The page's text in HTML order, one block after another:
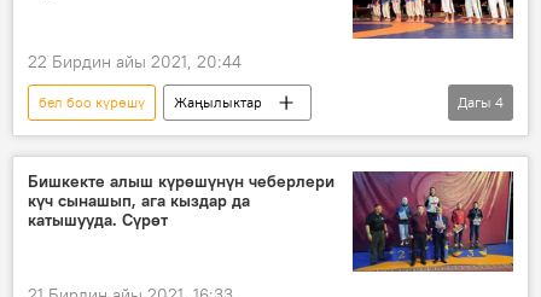
22 Бирдин айы 2021, 20:44
бел боо күрөшү
Жаңылыктар
Кыргызстан
Спорт
алыш
чемпионат
Дагы 4
Бишкекте алыш күрөшүнүн чеберлери
күч сынашып, ага кыздар да
катышууда. Сүрөт